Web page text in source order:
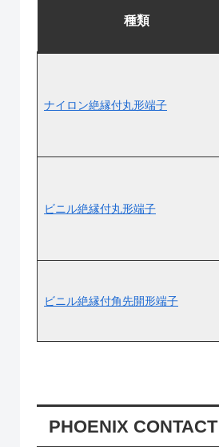
種類
ナイロン絶縁付丸形端子
ビニル絶縁付丸形端子
ビニル絶縁付角先開形端子
PHOENIX CONTACT